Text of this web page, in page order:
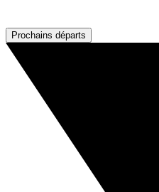
Prochains départs